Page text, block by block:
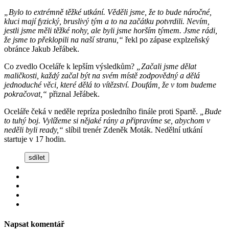
„Bylo to extrémně těžké utkání. Věděli jsme, že to bude náročné,
kluci mají fyzický, bruslivý tým a to na začátku potvrdili. Nevím,
jestli jsme měli těžké nohy, ale byli jsme horším týmem. Jsme rádi,
že jsme to překlopili na naší stranu,“ řekl po zápase explzeňský
obránce Jakub Jeřábek.
Co zvedlo Oceláře k lepším výsledkům?
„Začali jsme dělat
maličkosti, každý začal být na svém místě zodpovědný a dělá
jednoduché věci, které dělá to vítězství. Doufám, že v tom budeme
pokračovat,“ přiznal Jeřábek.
Oceláře čeká v neděle repríza posledního finále proti Spartě.
„Bude
to tuhý boj. Vylížeme si nějaké rány a připravíme se, abychom v
neděli byli ready,“ slíbil trenér Zdeněk Moták. Nedělní utkání
startuje v 17 hodin.
sdílet
Napsat komentář